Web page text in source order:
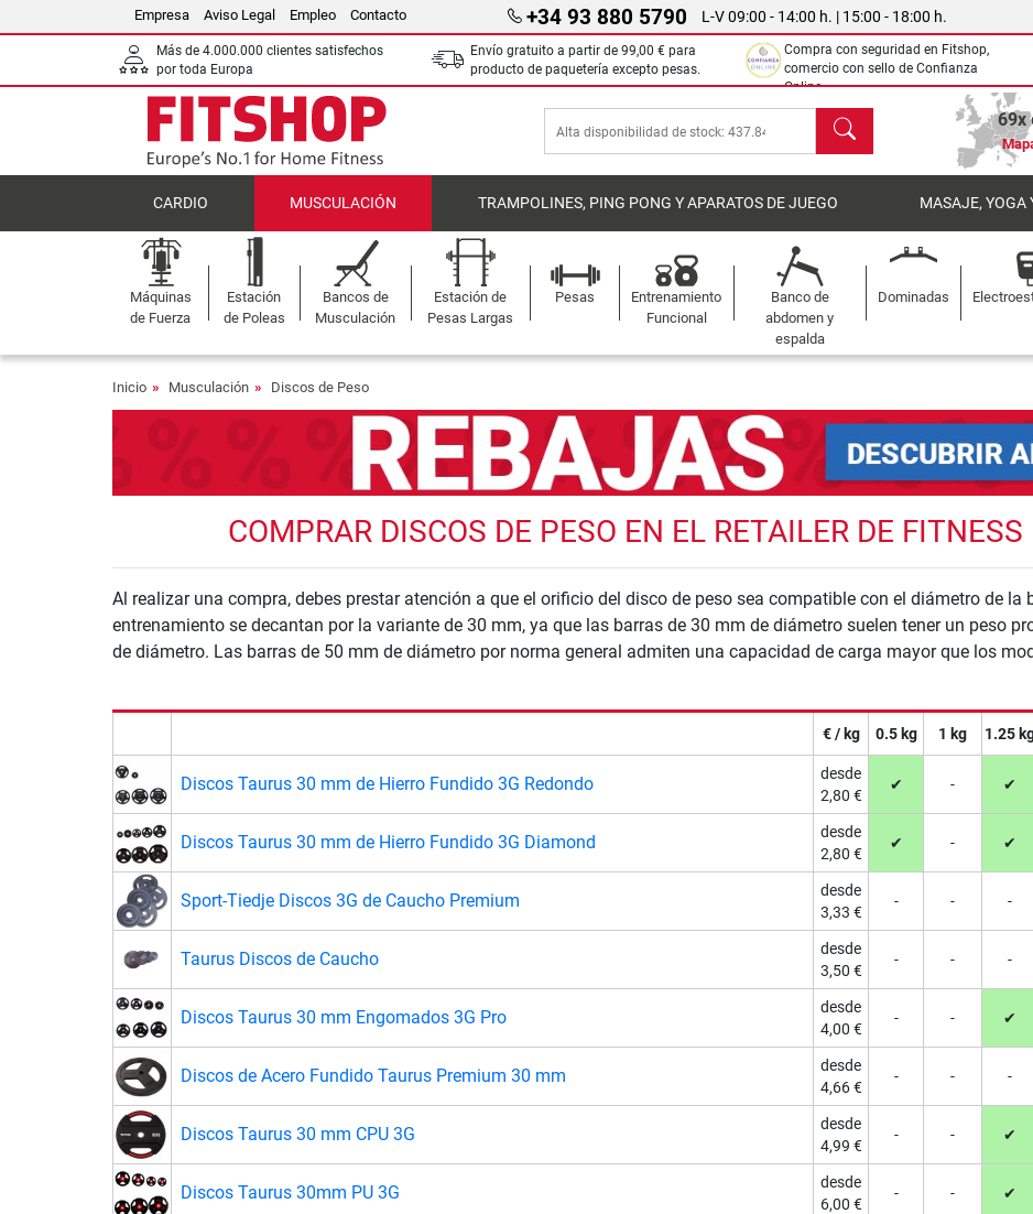
Empresa Aviso Legal Empleo Contacto +34 93 880 5790 L-V 09:00 - 14:00 h. | 15:00 - 18:00 h.
Más de 4.000.000 clientes satisfechos
por toda Europa
Envío gratuito a partir de 99,00 € para
producto de paquetería excepto pesas.
Compra con seguridad en Fitshop,
comercio con sello de Confianza
Online.
Buscar 69x
CARDIO MUSCULACIÓN TRAMPOLINES, PING PONG Y APARATOS DE JUEGO MASAJE, YOGA
Máquinas
de Fuerza
Estación
de Poleas
Bancos de
Musculación
Estación de
Pesas Largas
Pesas
Entrenamiento
Funcional
Banco de
abdomen y
espalda
Dominadas
Inicio Musculación Discos de Peso
COMPRAR DISCOS DE PESO EN EL RETAILER DE
Al realizar una compra, debes prestar atención a que el orificio del disco de peso sea compatible con el diámetro de la
entrenamiento se decantan por la variante de 30 mm, ya que las barras de 30 mm de diámetro suelen tener un peso
de diámetro. Las barras de 50 mm de diámetro por norma general admiten una capacidad de carga mayor que los
€ / kg 0.5 kg 1 kg 1.25
Discos Taurus 30 mm de Hierro Fundido 3G Redondo
desde
2,80 €
✔ - ✔
Discos Taurus 30 mm de Hierro Fundido 3G Diamond
desde
2,80 €
✔ - ✔
Sport-Tiedje Discos 3G de Caucho Premium
desde
3,33 €
- - -
Taurus Discos de Caucho
desde
3,50 €
- - -
Discos Taurus 30 mm Engomados 3G Pro
desde
4,00 €
- - ✔
Discos de Acero Fundido Taurus Premium 30 mm
desde
4,66 €
- - -
Discos Taurus 30 mm CPU 3G
desde
4,99 €
- - ✔
Discos Taurus 30mm PU 3G
desde
6,00 €
- - ✔